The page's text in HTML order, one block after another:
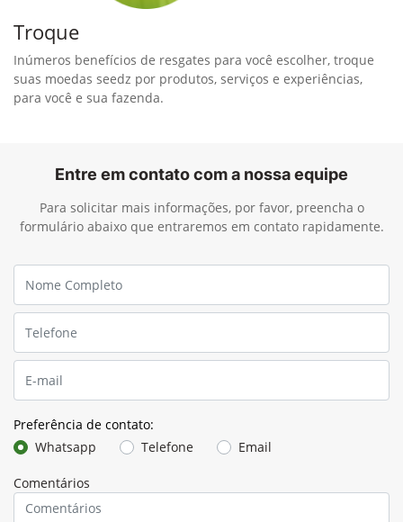
Troque
Inúmeros benefícios de resgates para você escolher, troque
suas moedas seedz por produtos, serviços e experiências,
para você e sua fazenda.
Entre em contato com a nossa equipe
Para solicitar mais informações, por favor, preencha o
formulário abaixo que entraremos em contato rapidamente.
Preferência de contato:
Whatsapp
Telefone Email
Comentários